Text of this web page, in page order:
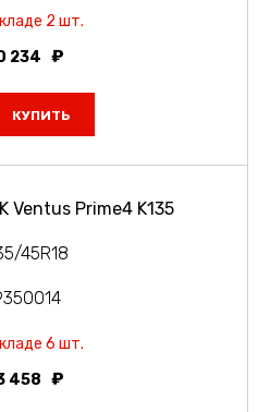
2 шт.
234
КУПИТЬ
Ventus Prime4 K135
45R18
6 шт.
458